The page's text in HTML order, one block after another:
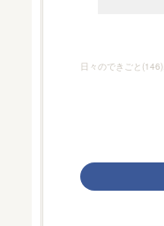
日々のできごと (146)